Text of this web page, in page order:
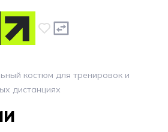
костюм для тренировок и
дистанциях